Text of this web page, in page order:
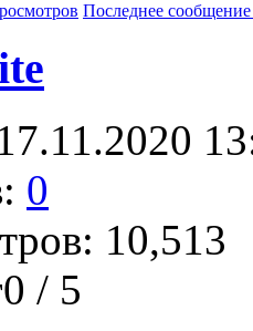
Последнее сообщение
0
10,513
/ 5